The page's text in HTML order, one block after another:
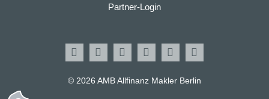
Partner-Login
© 2026 AMB Allfinanz Makler Berlin